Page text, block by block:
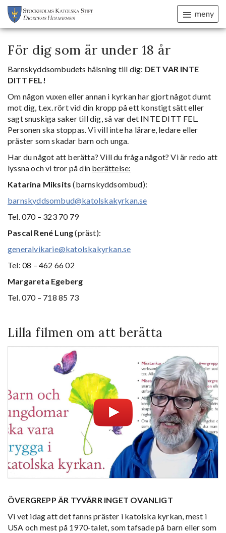
meny
För dig som är under 18 år
Barnskyddsombudets hälsning till dig: DET VAR INTE
DITT FEL!
Om någon vuxen eller annan i kyrkan har gjort något dumt
mot dig, t.ex. rört vid din kropp på ett konstigt sätt eller
sagt snuskiga saker till dig, så var det INTE DITT FEL.
Personen ska stoppas. Vi vill inte ha lärare, ledare eller
präster som skadar barn och unga.
Har du något att berätta? Vill du fråga något? Vi är redo att
lyssna och vi tror på din berättelse:
Katarina Miksits (barnskyddsombud):
barnskyddsombud@katolskakyrkan.se
Tel. 070 – 323 70 79
Pascal René Lung(präst):
generalvikarie@katolskakyrkan.se
Tel: 08 – 462 66 02
Margareta Egeberg
Tel. 070 – 718 85 73
Lilla filmen om att berätta
ÖVERGREPP ÄR TYVÄRR INGET OVANLIGT
Vi vet idag att det fanns präster i katolska kyrkan, mest i
USA och mest på 1970-talet, som tafsade på barn eller som